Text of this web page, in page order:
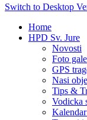
Switch to Desktop
Home
HPD Sv. Jure
Novosti
Foto
GPS
Nasi
Tips &
Vodicka